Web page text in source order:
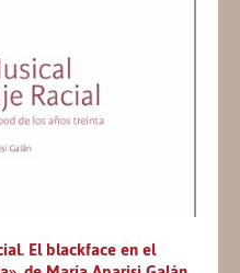
El blackface en el